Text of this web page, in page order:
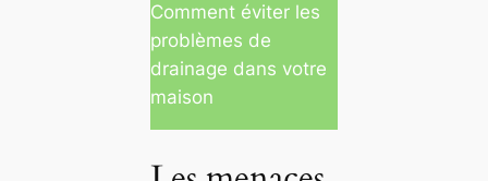
Comment éviter les
problèmes de
drainage dans votre
maison